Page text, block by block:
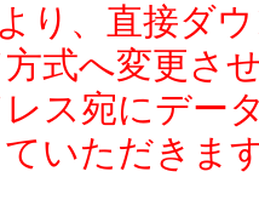
り、直接ダ
式へ変更さ
ス宛にデー
いただきま